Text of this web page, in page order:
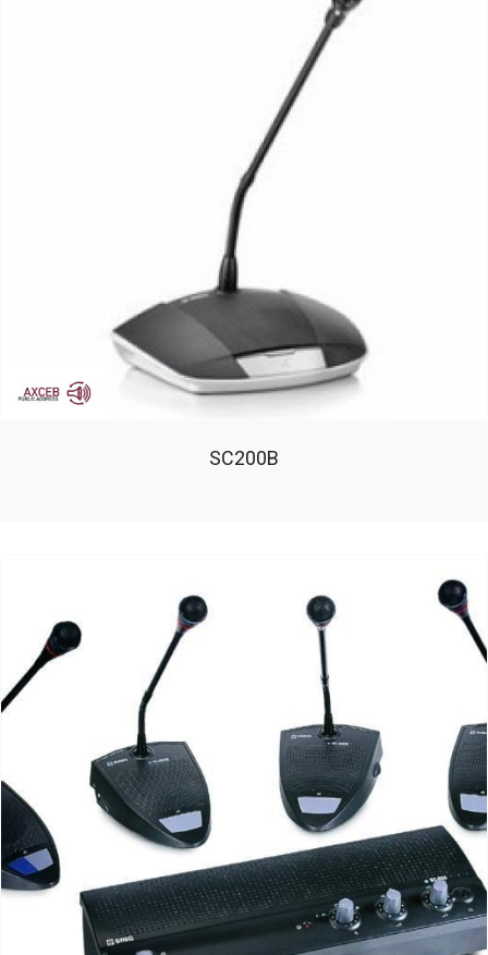
SC200B